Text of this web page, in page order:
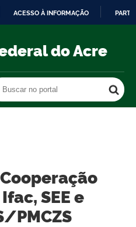
O
ACESSO À INFORMAÇÃO
do Acre
Buscar no portal
SEE e
PMCZS